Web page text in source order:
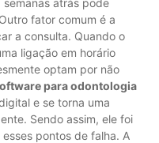
atrás pode
fator comum é a
a consulta. Quando o
ligação em horário
optam por não
para odontologia
e se torna uma
Sendo assim, ele foi
pontos de falha. A